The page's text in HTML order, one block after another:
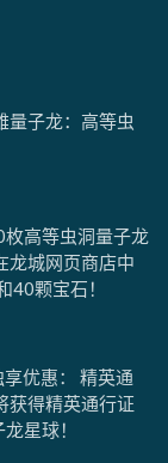
量子龙：高等虫
高等虫洞量子龙
龙城网页商店中
40颗宝石！
优惠： 精英通
获得精英通行证
星球！